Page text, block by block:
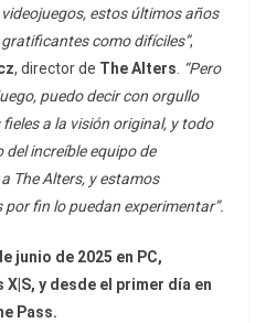
estos últimos años
como difíciles”,
, director de The Alters. “Pero
puedo decir con orgullo
a la visión original, y todo
increíble equipo de
The Alters, y estamos
fin lo puedan experimentar”.
junio de 2025 en PC,
y desde el primer día en
Pass.